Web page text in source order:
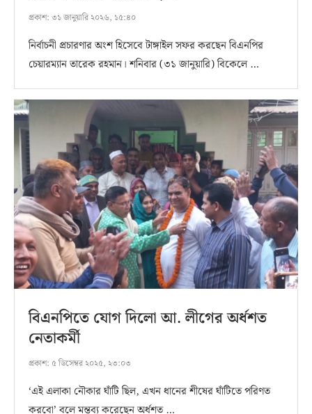
প্রকাশ: ৩১ জানুয়ারি ২০২৬, ১৫:৪০
নির্বাচনী প্রচারণার অংশ হিসেবে টাঙ্গাইল সফর করছেন বিএনপির
চেয়ারম্যান তারেক রহমান। শনিবার (৩১ জানুয়ারি) বিকেলে …
বিএনপিতে যোগ দিলো আ. লীগের অর্ধশত
নেতাকর্মী
প্রকাশ: ৫ ডিসেম্বর ২০২৫, ২৩:০৩
‘এই এলাকা নৌকার ঘাঁটি ছিল, এখন ধানের শীষের ঘাঁটিতে পরিণত
করবো’ বলে মন্তব্য করেছেন অর্ধশত …